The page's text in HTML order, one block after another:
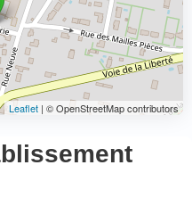
Leaflet | © OpenStreetMap contributors